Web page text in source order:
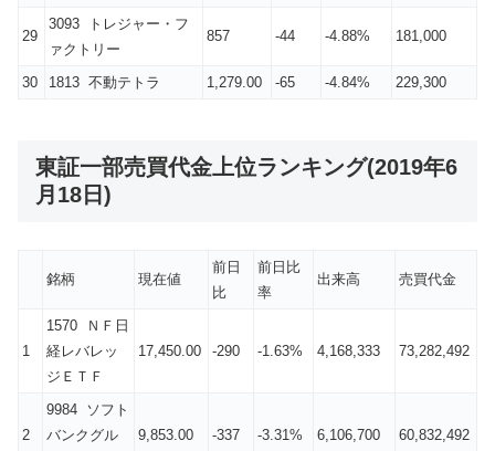
29
3093 トレジャー・フ
ァクトリー
857 -44 -4.88% 181,000
30 1813 不動テトラ 1,279.00 -65 -4.84% 229,300
東証一部売買代金上位ランキング(2019年6
月18日)
銘柄 現在値
前日
比
前日比
率
出来高 売買代金
1
1570 ＮＦ日
経レバレッ
ジＥＴＦ
17,450.00 -290 -1.63% 4,168,333 73,282,492
2
9984 ソフト
バンクグル
9,853.00 -337 -3.31% 6,106,700 60,832,492